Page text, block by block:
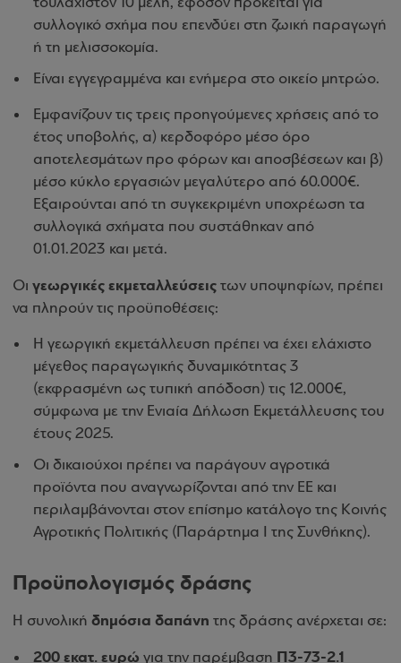
συλλογικό σχήμα που επενδύει στη ζωική παραγωγή
ή τη μελισσοκομία.
Είναι εγγεγραμμένα και ενήμερα στο οικείο μητρώο.
Εμφανίζουν τις τρεις προηγούμενες χρήσεις από το
έτος υποβολής, α) κερδοφόρο μέσο όρο
αποτελεσμάτων προ φόρων και αποσβέσεων και β)
μέσο κύκλο εργασιών μεγαλύτερο από 60.000€.
Εξαιρούνται από τη συγκεκριμένη υποχρέωση τα
συλλογικά σχήματα που συστάθηκαν από
01.01.2023 και μετά.
Οι γεωργικέςεκμεταλλεύσεις των υποψηφίων, πρέπει
να πληρούν τις προϋποθέσεις:
Η γεωργική εκμετάλλευση πρέπει να έχει ελάχιστο
μέγεθος παραγωγικής δυναμικότητας 3
(εκφρασμένη ως τυπική απόδοση) τις 12.000€,
σύμφωνα με την Ενιαία Δήλωση Εκμετάλλευσης του
έτους 2025.
Οι δικαιούχοι πρέπει να παράγουν αγροτικά
προϊόντα που αναγνωρίζονται από την ΕΕ και
περιλαμβάνονται στον επίσημο κατάλογο της Κοινής
Αγροτικής Πολιτικής (Παράρτημα Ι της Συνθήκης).
Προϋπολογισμός δράσης
Η συνολική δημόσια δαπάνη της δράσης ανέρχεται σε:
200 εκατ. ευρώ για την παρέμβαση Π3-73-2.1